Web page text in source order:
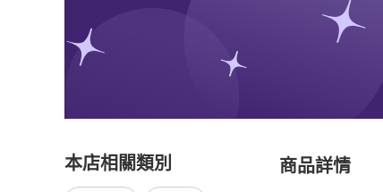
本店相關類別 商品詳情